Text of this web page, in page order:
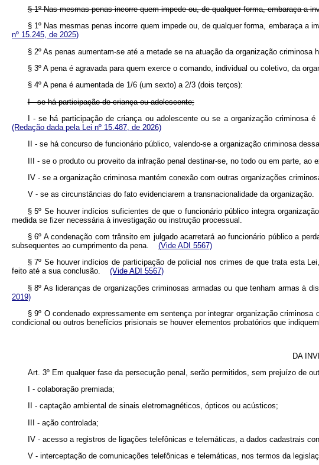
§ 1º Nas mesmas penas incorre quem impede ou, de qualquer forma, embaraça
§ 1º Nas mesmas penas incorre quem impede ou, de qualquer forma, embaraça
nº 15.245, de 2025)
§ 2º As penas aumentam-se até a metade se na atuação da organização criminosa
§ 3º A pena é agravada para quem exerce o comando, individual ou coletivo, da
§ 4º A pena é aumentada de 1/6 (um sexto) a 2/3 (dois terços):
I - se há participação de criança ou adolescente;
I - se há participação de criança ou adolescente ou se a organização criminosa
(Redação dada pela Lei nº 15.487, de 2026)
II - se há concurso de funcionário público, valendo-se a organização criminosa
III - se o produto ou proveito da infração penal destinar-se, no todo ou em parte, ao
IV - se a organização criminosa mantém conexão com outras organizações
V - se as circunstâncias do fato evidenciarem a transnacionalidade da organização.
§ 5º Se houver indícios suficientes de que o funcionário público integra
medida se fizer necessária à investigação ou instrução processual.
§ 6º A condenação com trânsito em julgado acarretará ao funcionário público a
subsequentes ao cumprimento da pena. (Vide ADI 5567)
§ 7º Se houver indícios de participação de policial nos crimes de que trata esta
feito até a sua conclusão. (Vide ADI 5567)
§ 8º As lideranças de organizações criminosas armadas ou que tenham armas à
2019)
§ 9º O condenado expressamente em sentença por integrar organização
condicional ou outros benefícios prisionais se houver elementos probatórios que
DA
Art. 3º Em qualquer fase da persecução penal, serão permitidos, sem prejuízo de
I - colaboração premiada;
II - captação ambiental de sinais eletromagnéticos, ópticos ou acústicos;
III - ação controlada;
IV - acesso a registros de ligações telefônicas e telemáticas, a dados cadastrais
V - interceptação de comunicações telefônicas e telemáticas, nos termos da